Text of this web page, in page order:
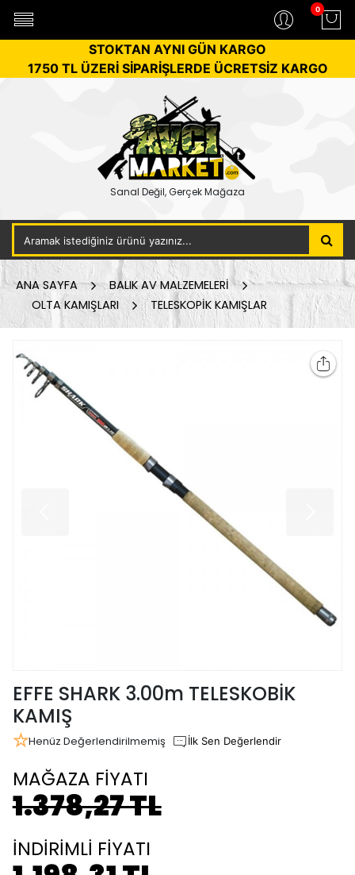
0
STOKTAN AYNI GÜN KARGO
1750 TL ÜZERİ SİPARİŞLERDE ÜCRETSİZ KARGO
Sanal Değil, Gerçek Mağaza
ANA SAYFA
BALIK AV MALZEMELERİ
OLTA KAMIŞLARI
TELESKOPİK KAMIŞLAR
EFFE SHARK 3.00m TELESKOBİK
KAMIŞ
Henüz Değerlendirilmemiş İlk Sen Değerlendir
MAĞAZA FİYATI
1.378,27 TL
İNDİRİMLİ FİYATI